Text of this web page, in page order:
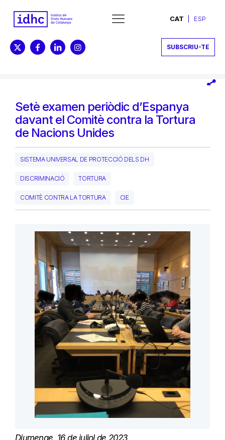
CAT ESP
SUBSCRIU-TE
Setè examen periòdic d’Espanya
davant el Comitè contra la Tortura
de Nacions Unides
SISTEMA UNIVERSAL DE PROTECCIÓ DELS DH
DISCRIMINACIÓ TORTURA
COMITÈ CONTRA LA TORTURA CIE